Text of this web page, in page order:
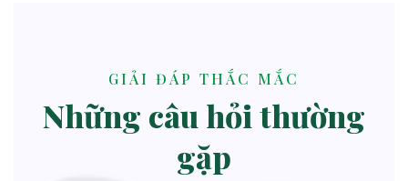
GIẢI ĐÁP THẮC MẮC
Những câu hỏi thường
gặp